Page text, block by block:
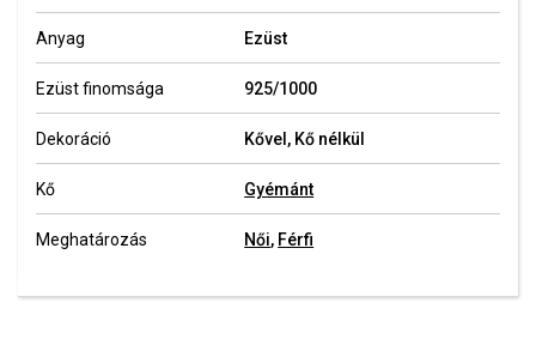
Anyag Ezüst
Ezüst finomsága 925/1000
Dekoráció Kővel, Kő nélkül
Kő Gyémánt
Meghatározás Női, Férfi